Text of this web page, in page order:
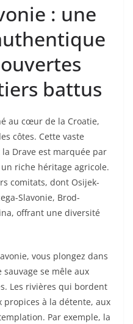
: une
battus
au cœur de la Croatie,
côtes. Cette vaste
Drave est marquée par
riche héritage agricole.
comitats, dont Osijek-
Slavonie, Brod-
offrant une diversité
vous plongez dans
se mêle aux
Les rivières qui bordent
à la détente, aux
Par exemple, la